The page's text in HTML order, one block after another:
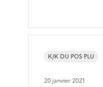
K/K DU POS PLU
20 janvier 2021